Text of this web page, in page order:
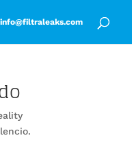
info@filtraleaks.com